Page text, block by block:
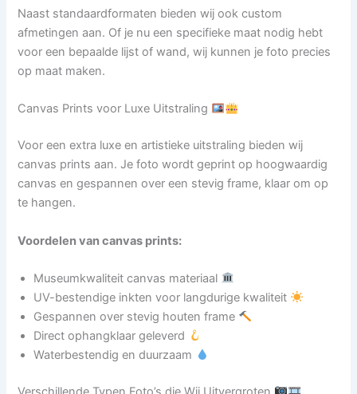
Naast standaardformaten bieden wij ook custom
afmetingen aan. Of je nu een specifieke maat nodig hebt
voor een bepaalde lijst of wand, wij kunnen je foto precies
op maat maken.
Canvas Prints voor Luxe Uitstraling
Voor een extra luxe en artistieke uitstraling bieden wij
canvas prints aan. Je foto wordt geprint op hoogwaardig
canvas en gespannen over een stevig frame, klaar om op
te hangen.
Voordelen van canvas prints:
Museumkwaliteit canvas materiaal
UV-bestendige inkten voor langdurige kwaliteit
Gespannen over stevig houten frame
Direct ophangklaar geleverd
Waterbestendig en duurzaam